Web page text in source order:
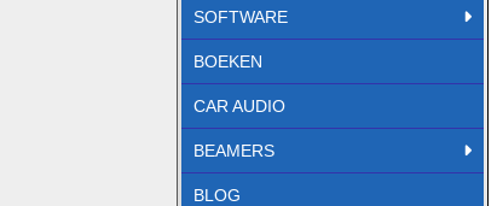
SOFTWARE
BOEKEN
CAR AUDIO
BEAMERS
BLOG